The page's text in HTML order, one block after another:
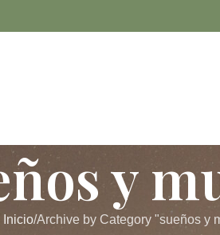
y
Inicio Archive by Category "sueños y